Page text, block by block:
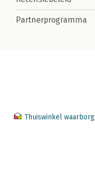
Partnerprogramma
Thuiswinkel waarborg